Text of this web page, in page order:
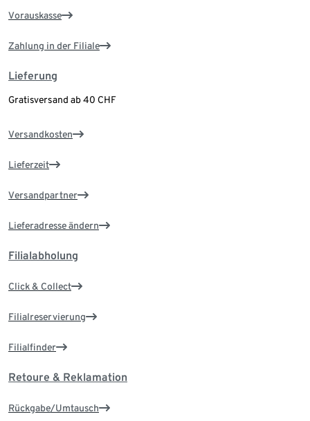
Vorauskasse
Zahlung in der Filiale
Lieferung
Gratisversand ab 40 CHF
Versandkosten
Lieferzeit
Versandpartner
Lieferadresse ändern
Filialabholung
Click & Collect
Filialreservierung
Filialfinder
Retoure & Reklamation
Rückgabe/Umtausch